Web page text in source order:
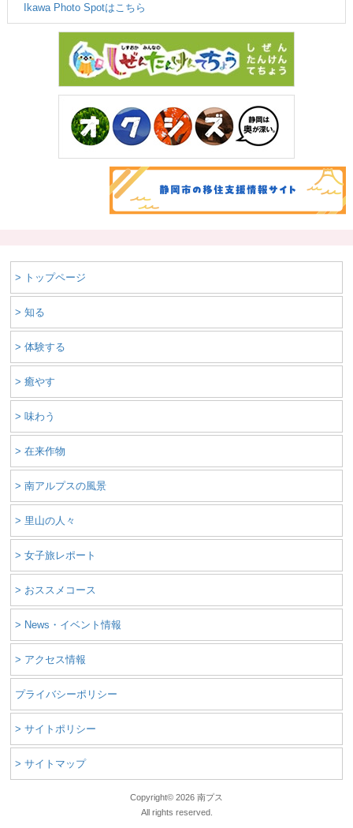
Ikawa Photo Spotはこちら
> トップページ
> 知る
> 体験する
> 癒やす
> 味わう
> 在来作物
> 南アルプスの風景
> 里山の人々
> 女子旅レポート
> おススメコース
> News・イベント情報
> アクセス情報
プライバシーポリシー
> サイトポリシー
> サイトマップ
Copyright© 2026 南プス
All rights reserved.